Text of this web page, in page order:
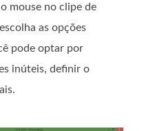
mouse no clipe de
as opções
pode optar por
inúteis, definir o